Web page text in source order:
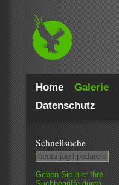
Home Galerie
Datenschutz
Schnell­suche
Geben Sie hier Ihre